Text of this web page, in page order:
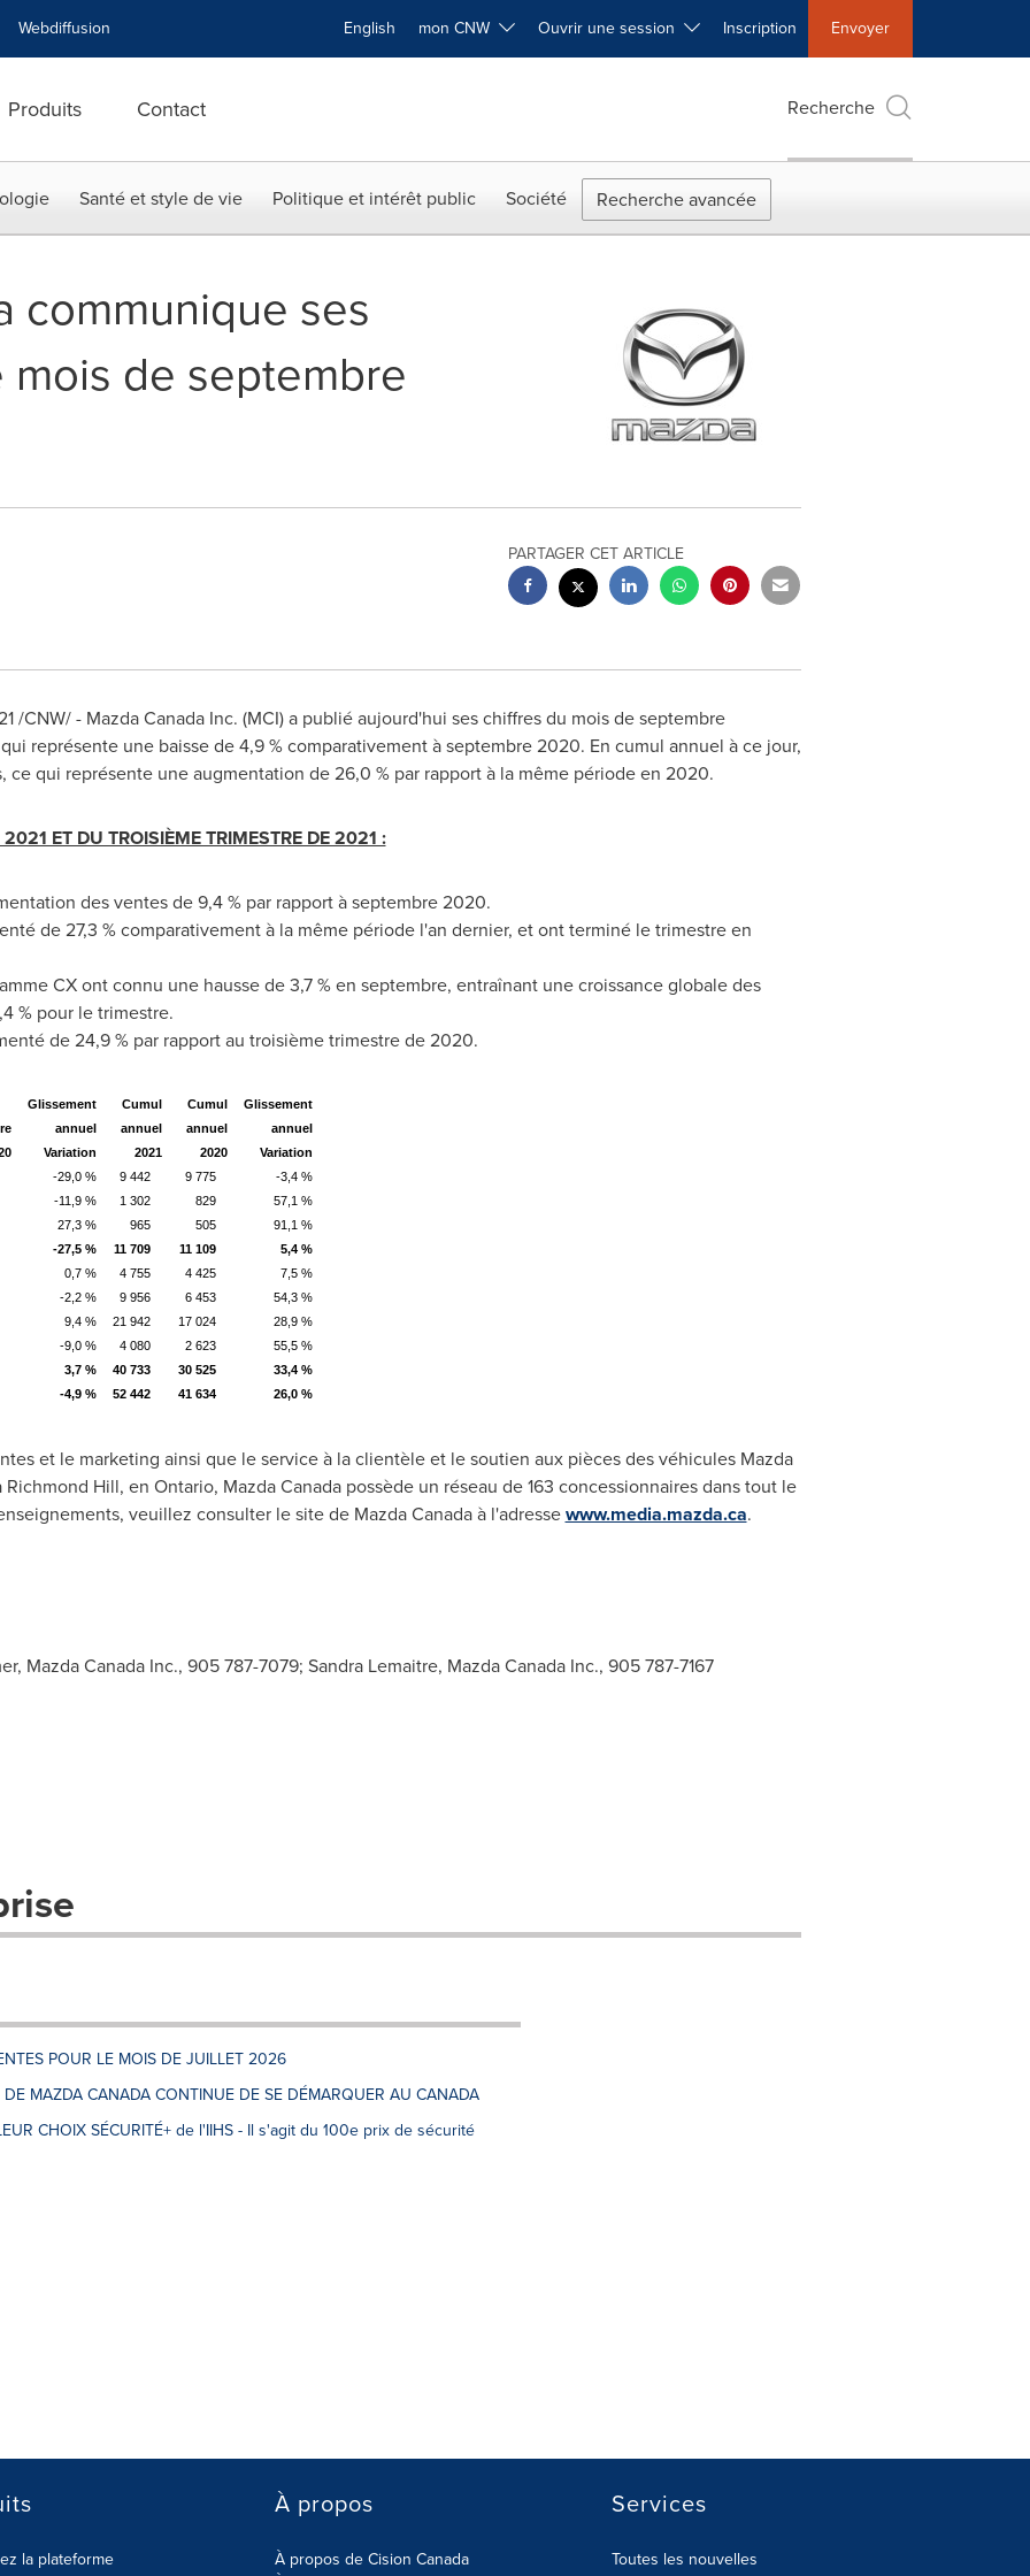
Webdiffusion English mon CNW Ouvrir une session Inscription Envoyer
Produits Contact Recherche
Santé et style de vie Politique et intérêt public Société Recherche avancée
communique ses
de septembre
PARTAGER CET ARTICLE
/CNW/ - Mazda Canada Inc. (MCI) a publié aujourd'hui ses chiffres du mois de septembre
représente une baisse de 4,9 % comparativement à septembre 2020. En cumul annuel à ce jour,
qui représente une augmentation de 26,0 % par rapport à la même période en 2020.
ET DU TROISIÈME TRIMESTRE DE 2021 :
des ventes de 9,4 % par rapport à septembre 2020.
de 27,3 % comparativement à la même période l'an dernier, et ont terminé le trimestre en
CX ont connu une hausse de 3,7 % en septembre, entraînant une croissance globale des
% pour le trimestre.
de 24,9 % par rapport au troisième trimestre de 2020.
Glissement
annuel
Variation
Cumul
annuel
2021
Cumul
annuel
2020
Glissement
annuel
Variation
-29,0 % 9 442 9 775
-3,4 %
-11,9 % 1 302 829
57,1 %
27,3 % 965 505
91,1 %
-27,5 % 11 709 11 109
5,4 %
0,7 % 4 755 4 425
7,5 %
-2,2 % 9 956 6 453
54,3 %
9,4 % 21 942 17 024
28,9 %
-9,0 % 4 080 2 623
55,5 %
3,7 % 40 733 30 525
33,4 %
-4,9 % 52 442 41 634 26,0 %
et le marketing ainsi que le service à la clientèle et le soutien aux pièces des véhicules Mazda
Richmond Hill, en Ontario, Mazda Canada possède un réseau de 163 concessionnaires dans tout le
veuillez consulter le site de Mazda Canada à l'adressewww.media.mazda.ca.
Mazda Canada Inc., 905 787-7079; Sandra Lemaitre, Mazda Canada Inc., 905 787-7167
POUR LE MOIS DE JUILLET 2026
MAZDA CANADA CONTINUE DE SE DÉMARQUER AU CANADA
CHOIX SÉCURITÉ+ de l'IIHS - Il s'agit du 100e prix de sécurité
la plateforme
À propos
À propos de Cision Canada
Services
Toutes les nouvelles